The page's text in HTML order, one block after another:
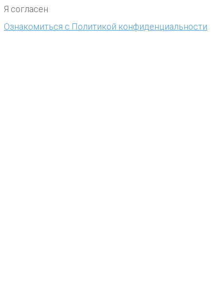
Я согласен
Ознакомиться с Политикой конфиденциальности